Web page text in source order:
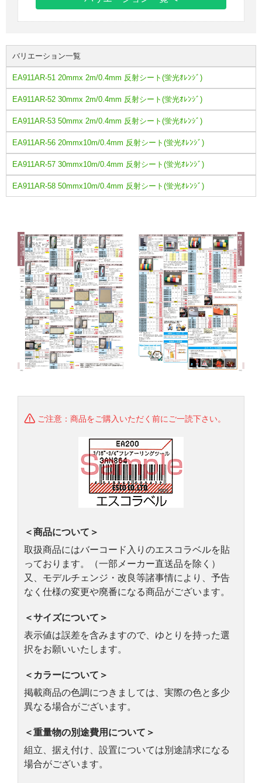
バリエーション一覧
EA911AR-51 20mmx 2m/0.4mm 反射シート(蛍光ｵﾚﾝｼﾞ)
EA911AR-52 30mmx 2m/0.4mm 反射シート(蛍光ｵﾚﾝｼﾞ)
EA911AR-53 50mmx 2m/0.4mm 反射シート(蛍光ｵﾚﾝｼﾞ)
EA911AR-56 20mmx10m/0.4mm 反射シート(蛍光ｵﾚﾝｼﾞ)
EA911AR-57 30mmx10m/0.4mm 反射シート(蛍光ｵﾚﾝｼﾞ)
EA911AR-58 50mmx10m/0.4mm 反射シート(蛍光ｵﾚﾝｼﾞ)
ご注意：商品をご購入いただく前にご一読下さい。
＜商品について＞
取扱商品にはバーコード入りのエスコラベルを貼
っております。（一部メーカー直送品を除く）
又、モデルチェンジ・改良等諸事情により、予告
なく仕様の変更や廃番になる商品がございます。
＜サイズについて＞
表示値は誤差を含みますので、ゆとりを持った選
択をお願いいたします。
＜カラーについて＞
掲載商品の色調につきましては、実際の色と多少
異なる場合がございます。
＜重量物の別途費用について＞
組立、据え付け、設置については別途請求になる
場合がございます。